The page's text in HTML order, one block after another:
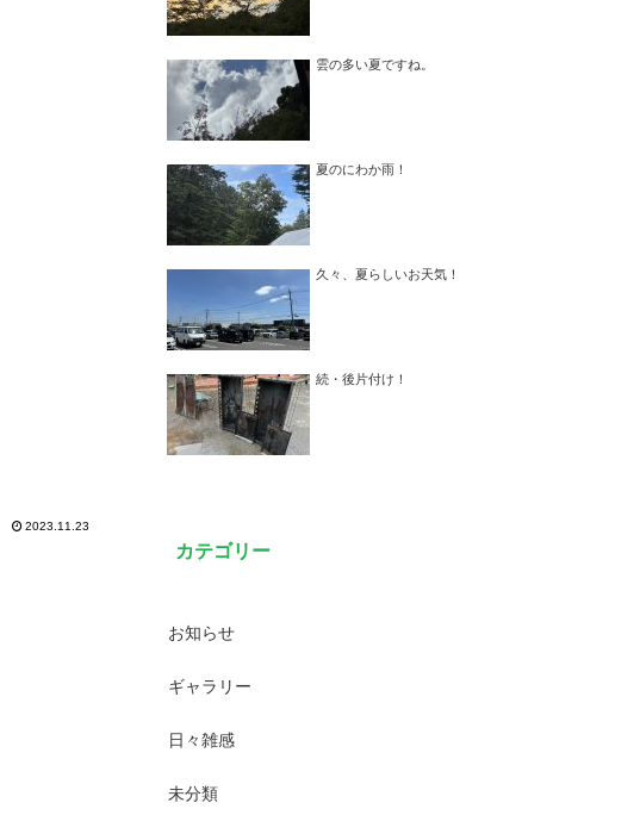
2023.11.23
雲の多い夏ですね。
夏のにわか雨！
久々、夏らしいお天気！
続・後片付け！
カテゴリー
お知らせ
ギャラリー
日々雑感
未分類